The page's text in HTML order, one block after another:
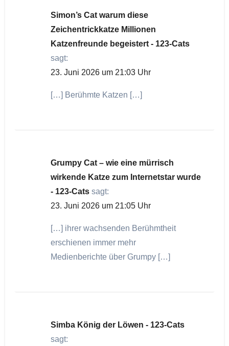
Simon’s Cat warum diese
Zeichentrickkatze Millionen
Katzenfreunde begeistert - 123-Cats
sagt:
23. Juni 2026 um 21:03 Uhr
[…] Berühmte Katzen […]
Grumpy Cat – wie eine mürrisch
wirkende Katze zum Internetstar wurde
- 123-Cats sagt:
23. Juni 2026 um 21:05 Uhr
[…] ihrer wachsenden Berühmtheit
erschienen immer mehr
Medienberichte über Grumpy […]
Simba König der Löwen - 123-Cats
sagt: